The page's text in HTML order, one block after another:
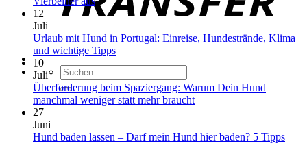
Suchen
nach:
Hund
Kroatien:
Meer,
und
Abenteuer
auf
Kommentare
Schlafposition
beim
–
das
sagt
Deinen
12
Juli
Urlaub mit Hund in Portugal: Einreise, Hundestrände, Klima
und wichtige TippsKeine
Urlaub
mit
Portugal:
10
Juli
Überforderung beim Spaziergang: Warum Dein Hund
manchmal weniger statt mehr brauchtKeine
Überforderung
27
Juni
Hund baden lassen – Darf mein Hund hier baden? 5 Tipps